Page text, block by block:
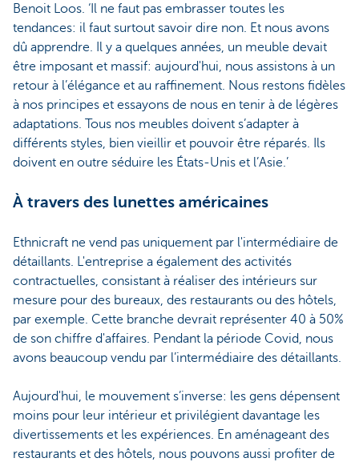
Benoit Loos. ‘Il ne faut pas embrasser toutes les
tendances: il faut surtout savoir dire non. Et nous avons
dû apprendre. Il y a quelques années, un meuble devait
être imposant et massif: aujourd'hui, nous assistons à un
retour à l’élégance et au raffinement. Nous restons fidèles
à nos principes et essayons de nous en tenir à de légères
adaptations. Tous nos meubles doivent s’adapter à
différents styles, bien vieillir et pouvoir être réparés. Ils
doivent en outre séduire les États-Unis et l’Asie.’
À travers des lunettes américaines
Ethnicraft ne vend pas uniquement par l'intermédiaire de
détaillants. L'entreprise a également des activités
contractuelles, consistant à réaliser des intérieurs sur
mesure pour des bureaux, des restaurants ou des hôtels,
par exemple. Cette branche devrait représenter 40 à 50%
de son chiffre d'affaires. Pendant la période Covid, nous
avons beaucoup vendu par l’intermédiaire des détaillants.
Aujourd'hui, le mouvement s’inverse: les gens dépensent
moins pour leur intérieur et privilégient davantage les
divertissements et les expériences. En aménageant des
restaurants et des hôtels, nous pouvons aussi profiter de